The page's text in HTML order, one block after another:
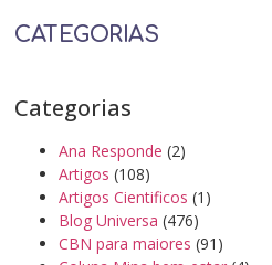
CATEGORIAS
Categorias
Ana Responde (2)
Artigos (108)
Artigos Cientificos (1)
Blog Universa (476)
CBN para maiores (91)